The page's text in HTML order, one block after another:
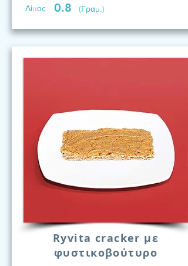
Λίπος
0.8 (Γραμ.)
Ryvita cracker με
φυστικοβούτυρο